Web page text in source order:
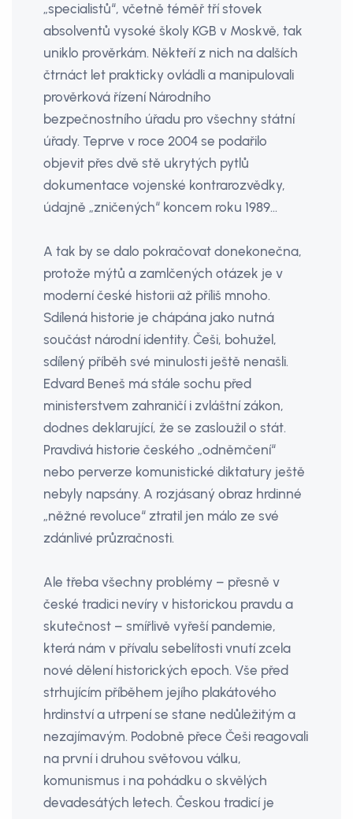
„specialistů“, včetně téměř tří stovek
absolventů vysoké školy KGB v Moskvě, tak
uniklo prověrkám. Někteří z nich na dalších
čtrnáct let prakticky ovládli a manipulovali
prověrková řízení Národního
bezpečnostního úřadu pro všechny státní
úřady. Teprve v roce 2004 se podařilo
objevit přes dvě stě ukrytých pytlů
dokumentace vojenské kontrarozvědky,
údajně „zničených“ koncem roku 1989…
A tak by se dalo pokračovat donekonečna,
protože mýtů a zamlčených otázek je v
moderní české historii až příliš mnoho.
Sdílená historie je chápána jako nutná
součást národní identity. Češi, bohužel,
sdílený příběh své minulosti ještě nenašli.
Edvard Beneš má stále sochu před
ministerstvem zahraničí i zvláštní zákon,
dodnes deklarující, že se zasloužil o stát.
Pravdivá historie českého „odněmčení“
nebo perverze komunistické diktatury ještě
nebyly napsány. A rozjásaný obraz hrdinné
„něžné revoluce“ ztratil jen málo ze své
zdánlivé průzračnosti.
Ale třeba všechny problémy – přesně v
české tradici nevíry v historickou pravdu a
skutečnost – smířlivě vyřeší pandemie,
která nám v přívalu sebelítosti vnutí zcela
nové dělení historických epoch. Vše před
strhujícím příběhem jejího plakátového
hrdinství a utrpení se stane nedůležitým a
nezajímavým. Podobně přece Češi reagovali
na první i druhou světovou válku,
komunismus i na pohádku o skvělých
devadesátých letech. Českou tradicí je